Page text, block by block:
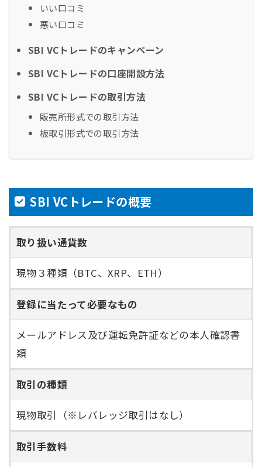
いい口コミ
悪い口コミ
SBI VCトレードのキャンペーン
SBI VCトレードの口座開設方法
SBI VCトレードの取引方法
販売所形式での取引方法
板取引形式での取引方法
SBI VCトレードの概要
取り扱い通貨数
現物３種類（BTC、XRP、ETH）
登録に当たって必要なもの
メールアドレス及び運転免許証などの本人確認書
類
取引の種類
現物取引（※レバレッジ取引はなし）
取引手数料